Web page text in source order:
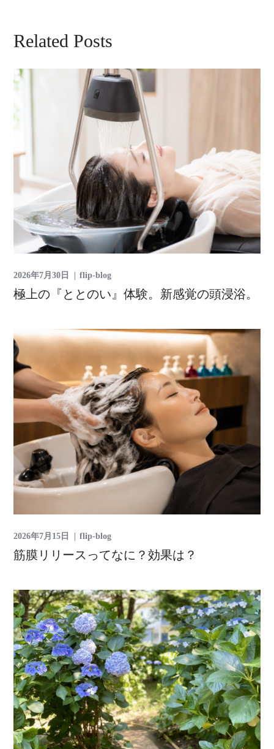
Related Posts
2026年7月30日 flip-blog
極上の『ととのい』体験。新感覚の頭浸浴。
2026年7月15日 flip-blog
筋膜リリースってなに？効果は？